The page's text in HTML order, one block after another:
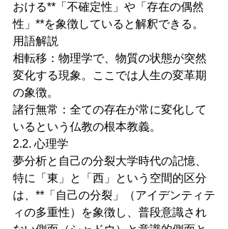
おける**「不確定性」や「存在の偶然
性」**を象徴していると解釈できる。
用語解説
相転移：物理学で、物質の状態が突然
変化する現象。ここでは人生の変革期
の象徴。
諸行無常：全ての存在が常に変化して
いるという仏教の根本教義。
2.2. 心理学
夢分析と自己の分裂大学時代の記憶、
特に「東」と「西」という空間的区分
は、**「自己の分裂」（アイデンティテ
ィの多重性）を象徴し、普段意識され